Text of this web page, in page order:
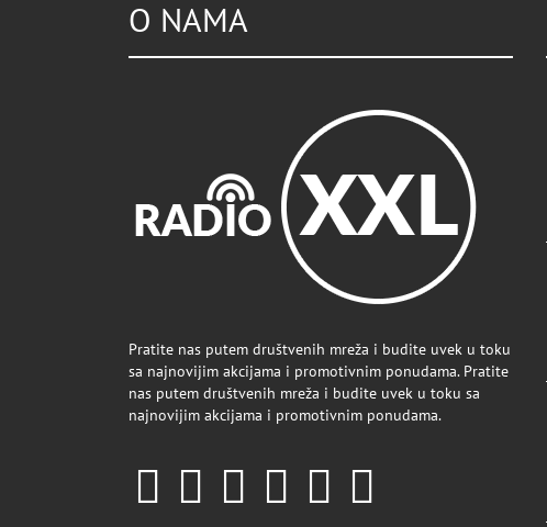
O NAMA
Pratite nas putem društvenih mreža i budite uvek u toku
sa najnovijim akcijama i promotivnim ponudama. Pratite
nas putem društvenih mreža i budite uvek u toku sa
najnovijim akcijama i promotivnim ponudama.